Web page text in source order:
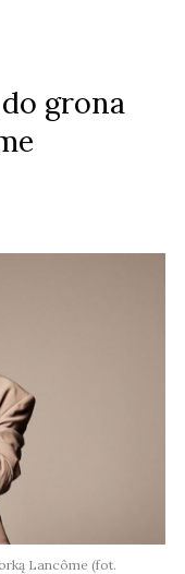
do grona
Lancôme (fot.